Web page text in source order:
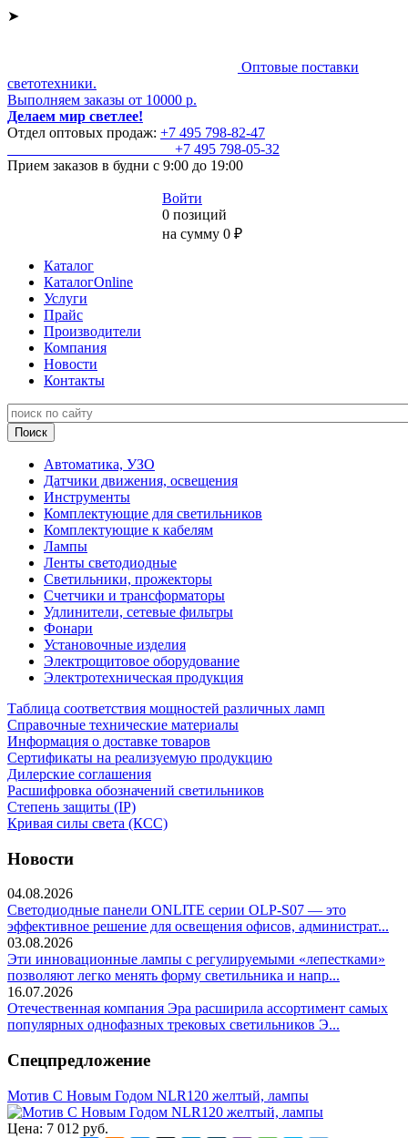
➤
Оптовые поставки
светотехники.
Выполняем заказы от 10000 р.
Делаем мир светлее!
Отдел оптовых продаж: +7 495 798-82-47
+7 495 798-05-32
Прием заказов в будни с 9:00 до 19:00
Войти
0 позиций
на сумму 0 ₽
Каталог
КаталогOnline
Услуги
Прайс
Производители
Компания
Новости
Контакты
Автоматика, УЗО
Датчики движения, освещения
Инструменты
Комплектующие для светильников
Комплектующие к кабелям
Лампы
Ленты светодиодные
Светильники, прожекторы
Счетчики и трансформаторы
Удлинители, сетевые фильтры
Фонари
Установочные изделия
Электрощитовое оборудование
Электротехническая продукция
Таблица соответствия мощностей различных ламп
Справочные технические материалы
Информация о доставке товаров
Сертификаты на реализуемую продукцию
Дилерские соглашения
Расшифровка обозначений светильников
Степень защиты (IP)
Кривая силы света (КСС)
Новости
04.08.2026
Светодиодные панели ONLITE серии OLP-S07 — это
эффективное решение для освещения офисов, администрат...
03.08.2026
Эти инновационные лампы с регулируемыми «лепестками»
позволяют легко менять форму светильника и напр...
16.07.2026
Отечественная компания Эра расширила ассортимент самых
популярных однофазных трековых светильников Э...
Спецпредложение
Мотив С Новым Годом NLR120 желтый, лампы
Цена: 7 012 руб.